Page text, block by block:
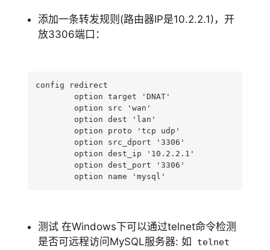
添加一条转发规则(路由器IP是10.2.2.1)，开
放3306端口：
config redirect
        option target 'DNAT'
        option src 'wan'
        option dest 'lan'
        option proto 'tcp udp'
        option src_dport '3306'
        option dest_ip '10.2.2.1'
        option dest_port '3306'
        option name 'mysql'
测试 在Windows下可以通过telnet命令检测
是否可远程访问MySQL服务器: 如
telnet